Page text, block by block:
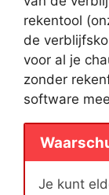
rekentool
de
voor al je
zonder
software
Je kunt